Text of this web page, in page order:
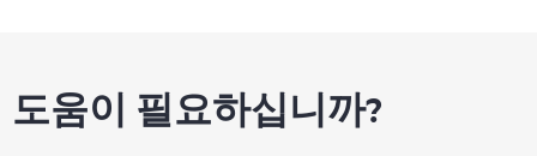
도움이 필요하십니까?